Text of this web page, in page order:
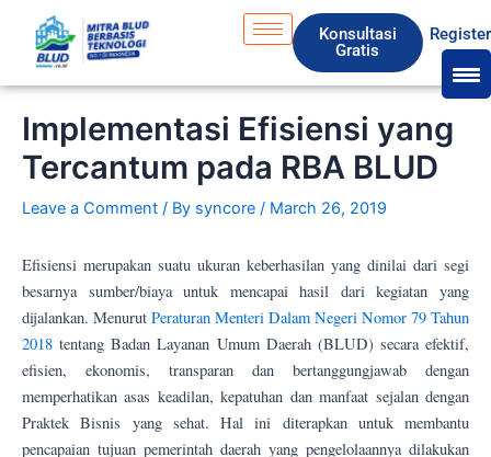
content
Konsultasi
Gratis
Register
Implementasi Efisiensi yang
Tercantum pada RBA BLUD
Leave a Comment / By syncore / March 26, 2019
Efisiensi merupakan suatu ukuran keberhasilan yang dinilai dari segi
besarnya sumber/biaya untuk mencapai hasil dari kegiatan yang
dijalankan. Menurut Peraturan Menteri Dalam Negeri Nomor 79 Tahun
2018 tentang Badan Layanan Umum Daerah (BLUD) secara efektif,
efisien, ekonomis, transparan dan bertanggungjawab dengan
memperhatikan asas keadilan, kepatuhan dan manfaat sejalan dengan
Praktek Bisnis yang sehat. Hal ini diterapkan untuk membantu
pencapaian tujuan pemerintah daerah yang pengelolaannya dilakukan
c